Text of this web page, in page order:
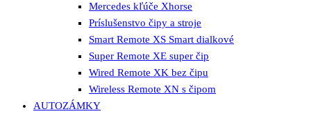
Mercedes kľúče Xhorse
Príslušenstvo čipy a stroje
Smart Remote XS Smart dialkové
Super Remote XE super čip
Wired Remote XK bez čipu
Wireless Remote XN s čipom
AUTOZÁMKY